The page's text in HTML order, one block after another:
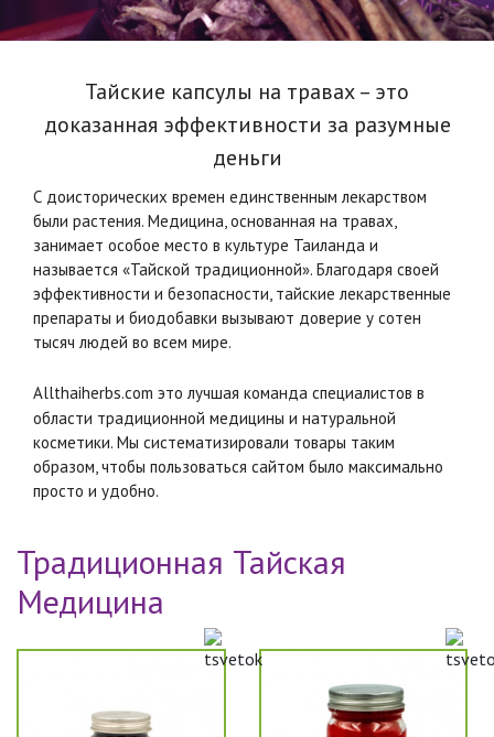
Тайские капсулы на травах – это
доказанная эффективности за разумные
деньги
С доисторических времен единственным лекарством
были растения. Медицина, основанная на травах,
занимает особое место в культуре Таиланда и
называется «Тайской традиционной». Благодаря своей
эффективности и безопасности, тайские лекарственные
препараты и биодобавки вызывают доверие у сотен
тысяч людей во всем мире.
Allthaiherbs.com это лучшая команда специалистов в
области традиционной медицины и натуральной
косметики. Мы систематизировали товары таким
образом, чтобы пользоваться сайтом было максимально
просто и удобно.
Традиционная Тайская
Медицина